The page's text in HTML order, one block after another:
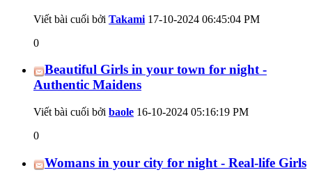
Viết bài cuối bởi Takami 17-10-2024 06:45:04 PM
0
Beautiful Girls in your town for night -
Authentic Maidens
Viết bài cuối bởi baole 16-10-2024 05:16:19 PM
0
Womans in your city for night - Real-life Girls